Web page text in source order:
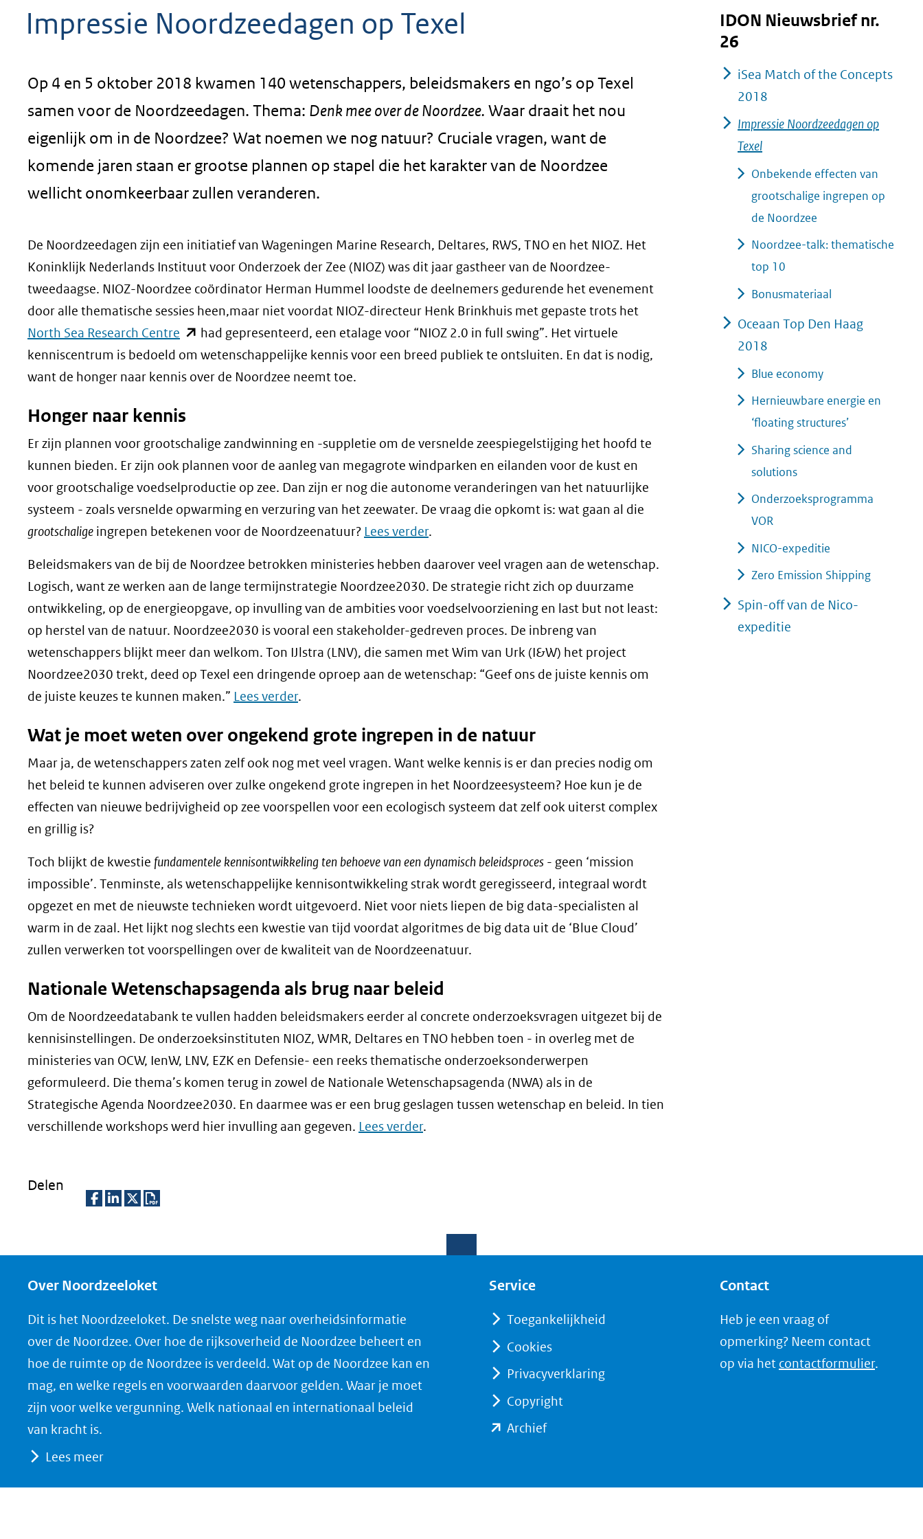
Impressie Noordzeedagen op Texel
Op 4 en 5 oktober 2018 kwamen 140 wetenschappers, beleidsmakers en ngo’s op Texel
samen voor de Noordzeedagen. Thema: Denk mee over de Noordzee. Waar draait het nou
eigenlijk om in de Noordzee? Wat noemen we nog natuur? Cruciale vragen, want de
komende jaren staan er grootse plannen op stapel die het karakter van de Noordzee
wellicht onomkeerbaar zullen veranderen.
De Noordzeedagen zijn een initiatief van Wageningen Marine Research, Deltares, RWS, TNO en het NIOZ. Het
Koninklijk Nederlands Instituut voor Onderzoek der Zee (NIOZ) was dit jaar gastheer van de Noordzee-
tweedaagse. NIOZ-Noordzee coördinator Herman Hummel loodste de deelnemers gedurende het evenement
door alle thematische sessies heen,maar niet voordat NIOZ-directeur Henk Brinkhuis met gepaste trots het
North Sea Research Centre (opent
in
nieuw
(verwijst
naar
een
andere
website)
had gepresenteerd, een etalage voor “NIOZ 2.0 in full swing”. Het virtuele
kenniscentrum is bedoeld om wetenschappelijke kennis voor een breed publiek te ontsluiten. En dat is nodig,
want de honger naar kennis over de Noordzee neemt toe.
Honger naar kennis
Er zijn plannen voor grootschalige zandwinning en -suppletie om de versnelde zeespiegelstijging het hoofd te
kunnen bieden. Er zijn ook plannen voor de aanleg van megagrote windparken en eilanden voor de kust en
voor grootschalige voedselproductie op zee. Dan zijn er nog die autonome veranderingen van het natuurlijke
systeem - zoals versnelde opwarming en verzuring van het zeewater. De vraag die opkomt is: wat gaan al die
grootschalige ingrepen betekenen voor de Noordzeenatuur? Lees verder.
Beleidsmakers van de bij de Noordzee betrokken ministeries hebben daarover veel vragen aan de wetenschap.
Logisch, want ze werken aan de lange termijnstrategie Noordzee2030. De strategie richt zich op duurzame
ontwikkeling, op de energieopgave, op invulling van de ambities voor voedselvoorziening en last but not least:
op herstel van de natuur. Noordzee2030 is vooral een stakeholder-gedreven proces. De inbreng van
wetenschappers blijkt meer dan welkom. Ton IJlstra (LNV), die samen met Wim van Urk (I&W) het project
Noordzee2030 trekt, deed op Texel een dringende oproep aan de wetenschap: “Geef ons de juiste kennis om
de juiste keuzes te kunnen maken.” Lees verder.
Wat je moet weten over ongekend grote ingrepen in de natuur
Maar ja, de wetenschappers zaten zelf ook nog met veel vragen. Want welke kennis is er dan precies nodig om
het beleid te kunnen adviseren over zulke ongekend grote ingrepen in het Noordzeesysteem? Hoe kun je de
effecten van nieuwe bedrijvigheid op zee voorspellen voor een ecologisch systeem dat zelf ook uiterst complex
en grillig is?
Toch blijkt de kwestie fundamentele kennisontwikkeling ten behoeve van een dynamisch beleidsproces - geen ‘mission
impossible’. Tenminste, als wetenschappelijke kennisontwikkeling strak wordt geregisseerd, integraal wordt
opgezet en met de nieuwste technieken wordt uitgevoerd. Niet voor niets liepen de big data-specialisten al
warm in de zaal. Het lijkt nog slechts een kwestie van tijd voordat algoritmes de big data uit de ‘Blue Cloud’
zullen verwerken tot voorspellingen over de kwaliteit van de Noordzeenatuur.
Nationale Wetenschapsagenda als brug naar beleid
Om de Noordzeedatabank te vullen hadden beleidsmakers eerder al concrete onderzoeksvragen uitgezet bij de
kennisinstellingen. De onderzoeksinstituten NIOZ, WMR, Deltares en TNO hebben toen - in overleg met de
ministeries van OCW, IenW, LNV, EZK en Defensie- een reeks thematische onderzoeksonderwerpen
geformuleerd. Die thema’s komen terug in zowel de Nationale Wetenschapsagenda (NWA) als in de
Strategische Agenda Noordzee2030. En daarmee was er een brug geslagen tussen wetenschap en beleid. In tien
verschillende workshops werd hier invulling aan gegeven. Lees verder.
IDON Nieuwsbrief nr.
26
iSea Match of the Concepts
2018
Impressie Noordzeedagen op
Texel
Onbekende effecten van
grootschalige ingrepen op
de Noordzee
Noordzee-talk: thematische
top 10
Bonusmateriaal
Oceaan Top Den Haag
2018
Blue economy
Hernieuwbare energie en
‘floating structures’
Sharing science and
solutions
Onderzoeksprogramma
VOR
NICO-expeditie
Zero Emission Shipping
Spin-off van de Nico-
expeditie
Delen
e
o
p
F
a
c
e
o
e
o
p
L
i
n
I
e
o
p
X
(opent
in
naar
n
o
a
d
P
D
Over Noordzeeloket
Dit is het Noordzeeloket. De snelste weg naar overheidsinformatie
over de Noordzee. Over hoe de rijksoverheid de Noordzee beheert en
hoe de ruimte op de Noordzee is verdeeld. Wat op de Noordzee kan en
mag, en welke regels en voorwaarden daarvoor gelden. Waar je moet
zijn voor welke vergunning. Welk nationaal en internationaal beleid
van kracht is.
Lees meer
Service
Toegankelijkheid
Cookies
Privacyverklaring
Copyright
Archief(opent
Contact
Heb je een vraag of
opmerking? Neem contact
op via het contactformulier.